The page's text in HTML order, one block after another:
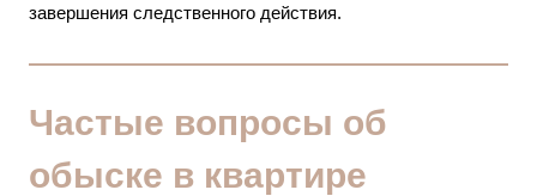
завершения следственного действия.
Частые вопросы об
обыске в квартире